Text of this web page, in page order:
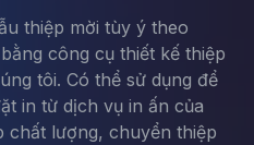
thiệp mời tùy ý theo
công cụ thiết kế thiệp
tôi. Có thể sử dụng để
in từ dịch vụ in ấn của
chất lượng, chuyển thiệp